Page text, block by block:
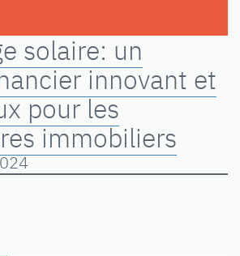
solaire: un
innovant et
pour les
immobiliers